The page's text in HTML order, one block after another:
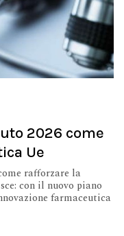
2026 come
Ue
rafforzare la
con il nuovo piano
farmaceutica